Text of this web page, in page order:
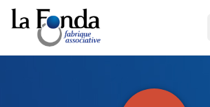
Aller
au
contenu
principal